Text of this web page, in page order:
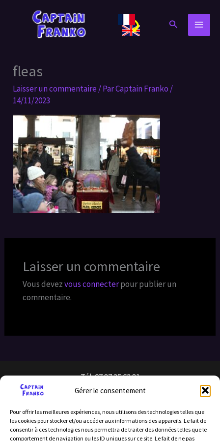
Gérer le consentement
Pour offrir les meilleures expériences, nous utilisons des technologies telles que
les cookies pour stocker et/ou accéder aux informations des appareils. Le fait de
consentir à ces technologies nous permettra de traiter des données telles que le
comportement de navigation ou les ID uniques sur ce site. Le fait de ne pas
Rechercher
fleas
Laisser un commentaire/ ParCaptain Franko /
14/11/2023
Laisser un commentaire
Vous devezvous connecterpour publier un
commentaire.
Tél: 07 87 25 62 81